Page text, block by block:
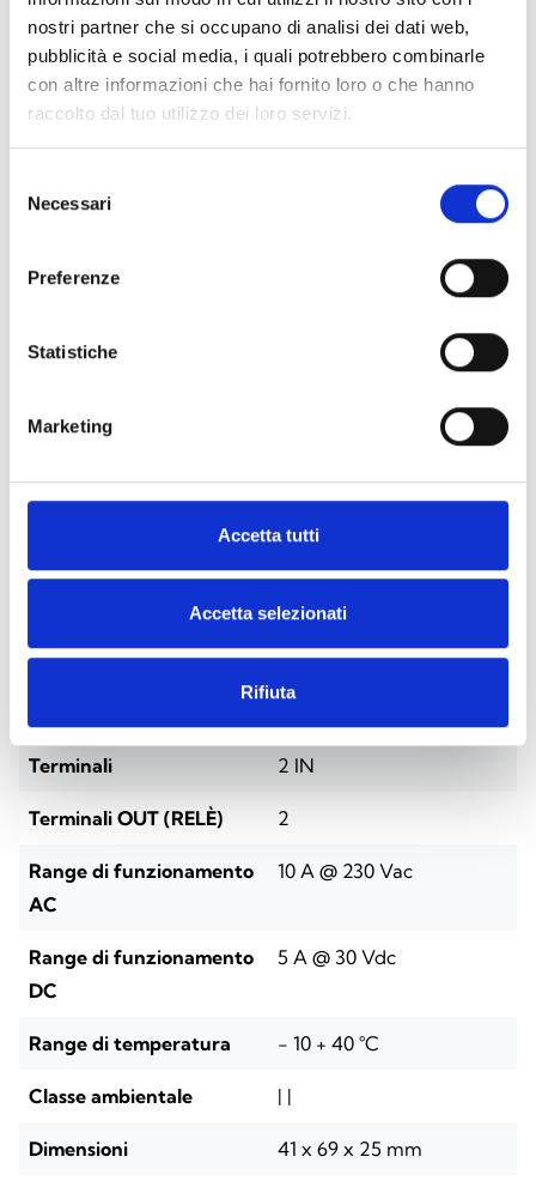
nostri partner che si occupano di analisi dei dati web,
pubblicità e social media, i quali potrebbero combinarle
con altre informazioni che hai fornito loro o che hanno
raccolto dal tuo utilizzo dei loro servizi.
delNecessari
Preferenze
Statistiche
Marketing
Accetta tutti
Accetta selezionati
Rifiuta
Air2-Flex2R/2I
via radio 2 relè + 2 terminali IN
Specifiche tecniche
Air2-Flex2R/2I
90 / 240 Vac -15 +10 %
50/60 Hz
Terminali 2 IN
Terminali OUT (RELÈ) 2
Range di funzionamento
AC
10 A @ 230 Vac
Range di funzionamento
DC
5 A @ 30 Vdc
Range di temperatura - 10 + 40 °C
Classe ambientale | |
Dimensioni 41 x 69 x 25 mm